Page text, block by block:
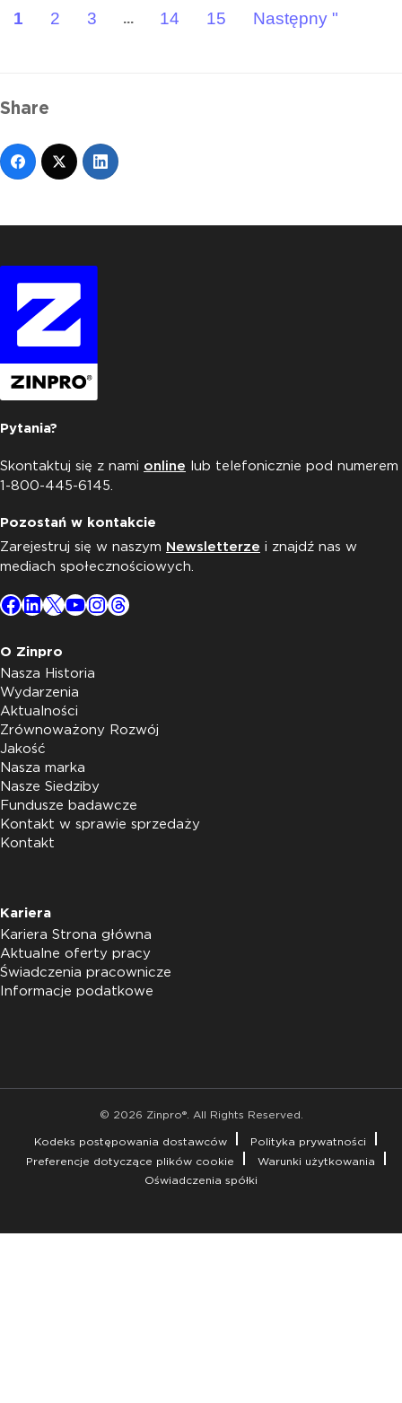
1 2 3 ... 14 15 Następny "
Share
Pytania?
Skontaktuj się z nami online lub telefonicznie pod numerem
1-800-445-6145.
Pozostań w kontakcie
Zarejestruj się w naszym Newsletterze i znajdź nas w
mediach społecznościowych.
Facebook
LinkedIn
X YouTube
Instagram
Threads
O Zinpro
Nasza Historia
Wydarzenia
Aktualności
Zrównoważony Rozwój
Jakość
Nasza marka
Nasze Siedziby
Fundusze badawcze
Kontakt w sprawie sprzedaży
Kontakt
Kariera
Kariera Strona główna
Aktualne oferty pracy
Świadczenia pracownicze
Informacje podatkowe
© 2026 Zinpro®. All Rights Reserved.
Kodeks postępowania dostawców
Polityka prywatności
Preferencje dotyczące plików cookie
Warunki użytkowania
Oświadczenia spółki